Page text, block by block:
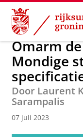
Skip
Content
Skip
Navigation
Over ons Actueel
Omarm
Mondige
Door Laurent
Sarampalis
07 juli 2023